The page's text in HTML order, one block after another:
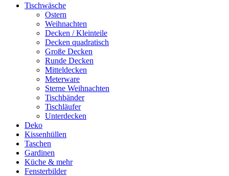
Tischwäsche
Ostern
Weihnachten
Decken / Kleinteile
Decken quadratisch
Große Decken
Runde Decken
Mitteldecken
Meterware
Sterne Weihnachten
Tischbänder
Tischläufer
Unterdecken
Deko
Kissenhüllen
Taschen
Gardinen
Küche & mehr
Fensterbilder